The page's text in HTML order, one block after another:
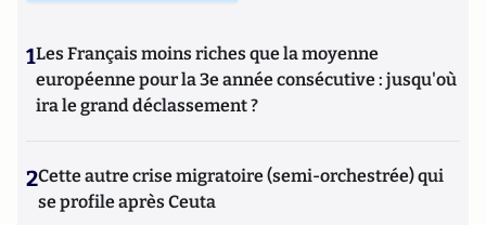
1Les Français moins riches que la moyenne
européenne pour la 3e année consécutive : jusqu'où
ira le grand déclassement ?
2Cette autre crise migratoire (semi-orchestrée) qui
se profile après Ceuta